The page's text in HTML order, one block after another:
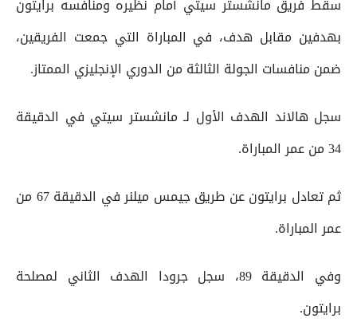
سقط فريق مانشستر سيتي أمام نظيره ومنافسه برايتون
بهدفين مقابل هدف، في المباراة التي جمعت الفريقين،
ضمن منافسات الجولة الثالثة من الدوري الإنجليزي الممتاز.
سجل هالاند الهدف الأول لـ مانشستر سيتي في الدقيقة
34 من عمر المباراة.
ثم تعادل برايتون عن طريق جيمس ميلنر في الدقيقة 67 من
عمر المباراة.
وفي الدقيقة 89، سجل جرودا الهدف الثاني لمصلحة
برايتون.